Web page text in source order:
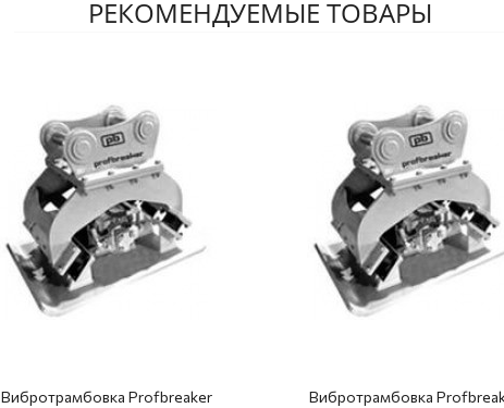
РЕКОМЕНДУЕМЫЕ ТОВАРЫ
Вибротрамбовка Profbreaker
Вибротрамбовка